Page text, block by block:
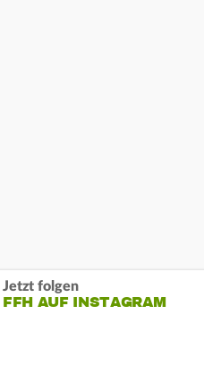
Jetzt folgen
FFH AUF INSTAGRAM